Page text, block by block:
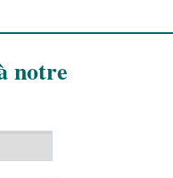
notre